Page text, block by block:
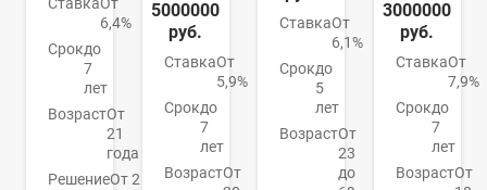
СтавкаОт
6,4%
Срокдо
7
лет
ВозрастОт
21
года
РешениеОт 2
5000000
руб.
СтавкаОт
5,9%
Срокдо
7
лет
ВозрастОт
СтавкаОт
6,1%
Срокдо
5
лет
ВозрастОт
23
до
3000000
руб.
СтавкаОт
7,9%
Срокдо
7
лет
ВозрастОт